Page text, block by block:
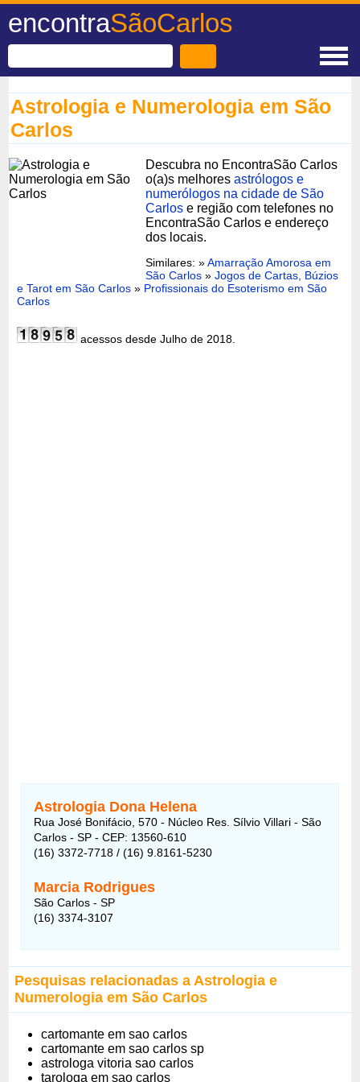
encontraSãoCarlos
Astrologia e Numerologia em São
Carlos
Descubra no EncontraSão Carlos
o(a)s melhoresastrólogos e
numerólogos na cidade de São
Carlos e região com telefones no
EncontraSão Carlos e endereço
dos locais.
Similares: »Amarração Amorosa em
São Carlos »Jogos de Cartas, Búzios
e Tarot em São Carlos » Profissionais do Esoterismo em São
Carlos
acessos desde Julho de 2018.
Astrologia Dona Helena
Rua José Bonifácio, 570 - Núcleo Res. Sílvio Villari - São
Carlos - SP - CEP: 13560-610
(16) 3372-7718 / (16) 9.8161-5230
Marcia Rodrigues
São Carlos - SP
(16) 3374-3107
Pesquisas relacionadas a Astrologia e
Numerologia em São Carlos
cartomante em sao carlos
cartomante em sao carlos sp
astrologa vitoria sao carlos
tarologa em sao carlos